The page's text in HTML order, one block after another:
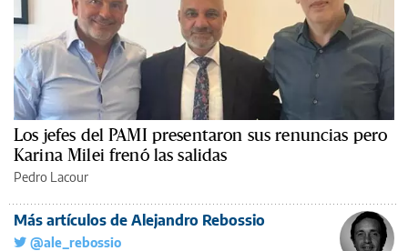
Los jefes del PAMI presentaron sus renuncias pero
Karina Milei frenó las salidas
Pedro Lacour
Más artículos de Alejandro Rebossio
@ale_rebossio